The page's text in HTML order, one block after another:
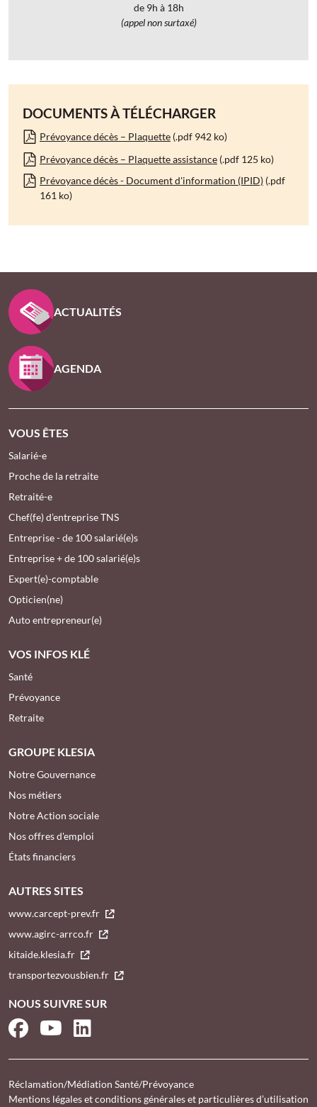
de 9h à 18h
(appel non surtaxé)
DOCUMENTS À TÉLÉCHARGER
Prévoyance décès – Plaquette (.pdf 942 ko)
Prévoyance décès – Plaquette assistance (.pdf 125 ko)
Prévoyance décès - Document d'information (IPID) (.pdf
161 ko)
PIED DE PAGE KLESIA - ASSUREUR D’INTÉRÊT
ACTUALITÉS
AGENDA
VOUS ÊTES
Salarié-e
Proche de la retraite
Retraité-e
Chef(fe) d’entreprise TNS
Entreprise - de 100 salarié(e)s
Entreprise + de 100 salarié(e)s
Expert(e)-comptable
Opticien(ne)
Auto entrepreneur(e)
VOS INFOS KLÉ
Santé
Prévoyance
Retraite
GROUPE KLESIA
Notre Gouvernance
Nos métiers
Notre Action sociale
Nos offres d'emploi
États financiers
AUTRES SITES
www.carcept-prev.fr
www.agirc-arrco.fr
kitaide.klesia.fr
transportezvousbien.fr
NOUS SUIVRE SUR
Facebook YouTube
Réclamation/Médiation Santé/Prévoyance
Mentions légales et conditions générales et particulières d’utilisation